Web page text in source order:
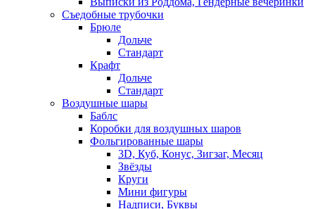
Съедобные трубочки
Брюле
Дольче
Стандарт
Крафт
Дольче
Стандарт
Воздушные шары
Баблс
Коробки для воздушных шаров
Фольгированные шары
3D, Куб, Конус, Зигзаг, Месяц
Звёзды
Круги
Мини фигуры
Надписи, Буквы